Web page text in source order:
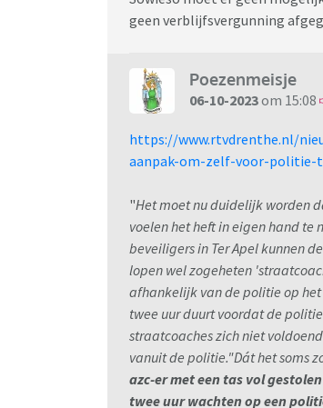
geen verblijfsvergunning
Poezenmeisje
06-10-2023om 15:08
https://www.rtvdrenthe.nl/
aanpak-om-zelf-voor-politie-
"Het moet nu duidelijk worden
voelen het heft in eigen hand
beveiligers in Ter Apel kunnen
lopen wel zogeheten
afhankelijk van de politie op
twee uur duurt voordat de
straatcoaches zich niet
vanuit de politie."Dát het soms
azc-er met een tas vol
twee uur wachten op een